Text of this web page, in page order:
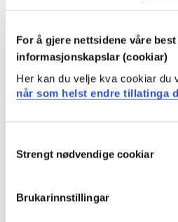
For å gjere nettsidene våre
informasjonskapslar (cookiar)
Her kan du velje kva cookiar du
når som helst endre tillatinga
Selection
Strengt nødvendige cookiar
Brukarinnstillingar
kan med rettleiing
innleiing, vedlikehald og
pasientar
kan overvake funksjonsfriske
lokal anestesi og vurdere og
systematisk klinisk
observere, monitorere og
har tekniske ferdigheiter i å
oppretthalde fri luftveg og